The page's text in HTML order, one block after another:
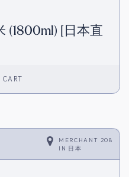
(1800ml) [日本直
MERCHANT 208
IN 日本